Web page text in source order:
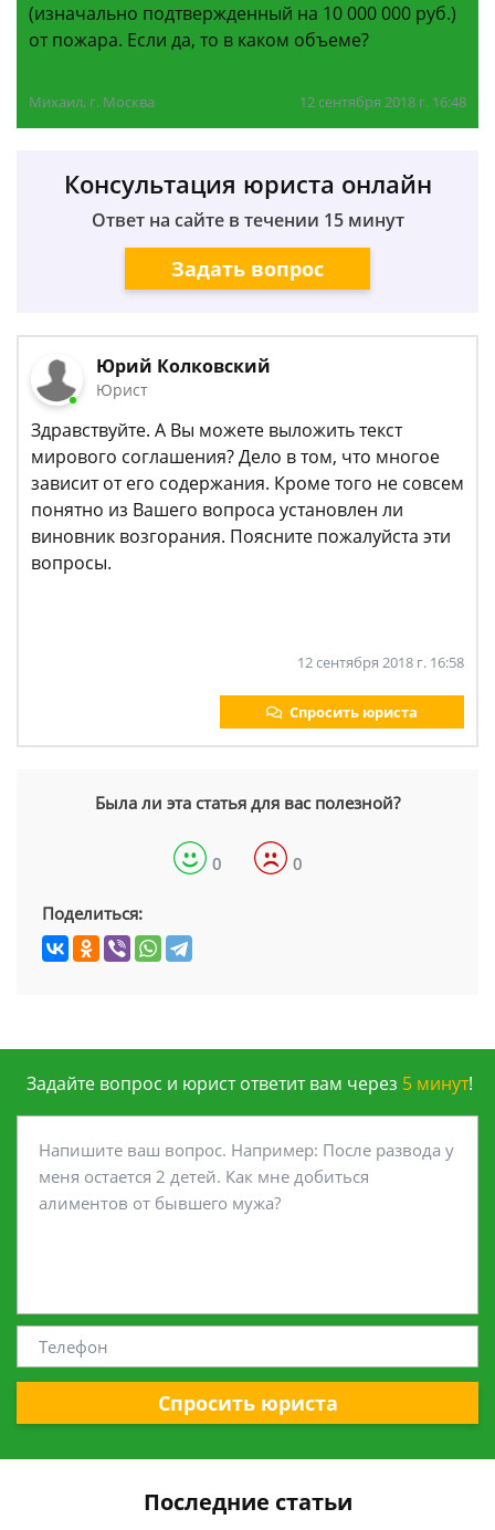
(изначально подтвержденный на 10 000 000 руб.)
от пожара. Если да, то в каком объеме?
Михаил, г. Москва 12 сентября 2018 г. 16:48
Консультация юриста онлайн
Ответ на сайте в течении 15 минут
Задать вопрос
Юрий Колковский
Юрист
Здравствуйте. А Вы можете выложить текст
мирового соглашения? Дело в том, что многое
зависит от его содержания. Кроме того не совсем
понятно из Вашего вопроса установлен ли
виновник возгорания. Поясните пожалуйста эти
вопросы.
12 сентября 2018 г. 16:58
Спросить юриста
Была ли эта статья для вас полезной?
0 0
Поделиться:
Задайте вопрос и юрист ответит вам через 5 минут!
Спросить юриста
Последние статьи